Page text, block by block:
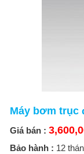
Máy bơm trục
Giá bán :
Bảo hành : 12